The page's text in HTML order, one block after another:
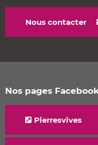
Nous contacter
Nos pages
Pierresvives